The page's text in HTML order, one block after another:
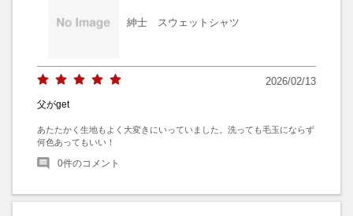
紳士 スウェットシャツ
2026/02/13
父がget
あたたかく生地もよく大変きにいっていました。洗っても毛玉にならず
何色あってもいい！
0件のコメント